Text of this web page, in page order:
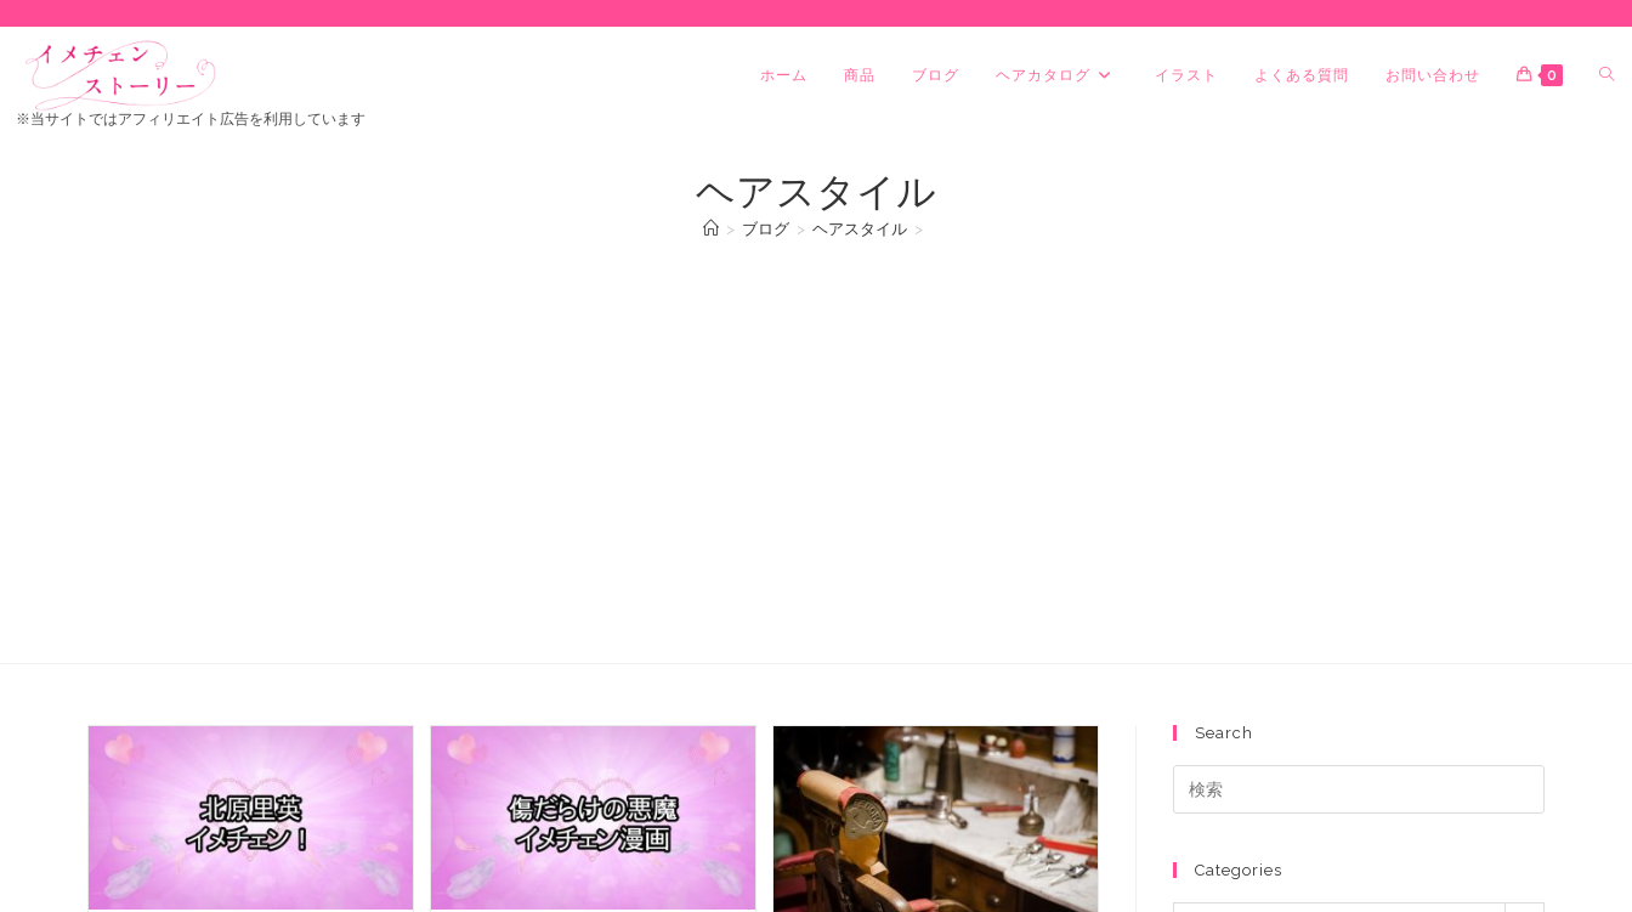
※当サイトではアフィリエイト広告を利用しています
ホーム 商品 ブログ ヘアカタログ イラスト よくある質問 お問い合わせ 0
ヘアスタイル
> ブログ > ヘアスタイル >
Search
Categories